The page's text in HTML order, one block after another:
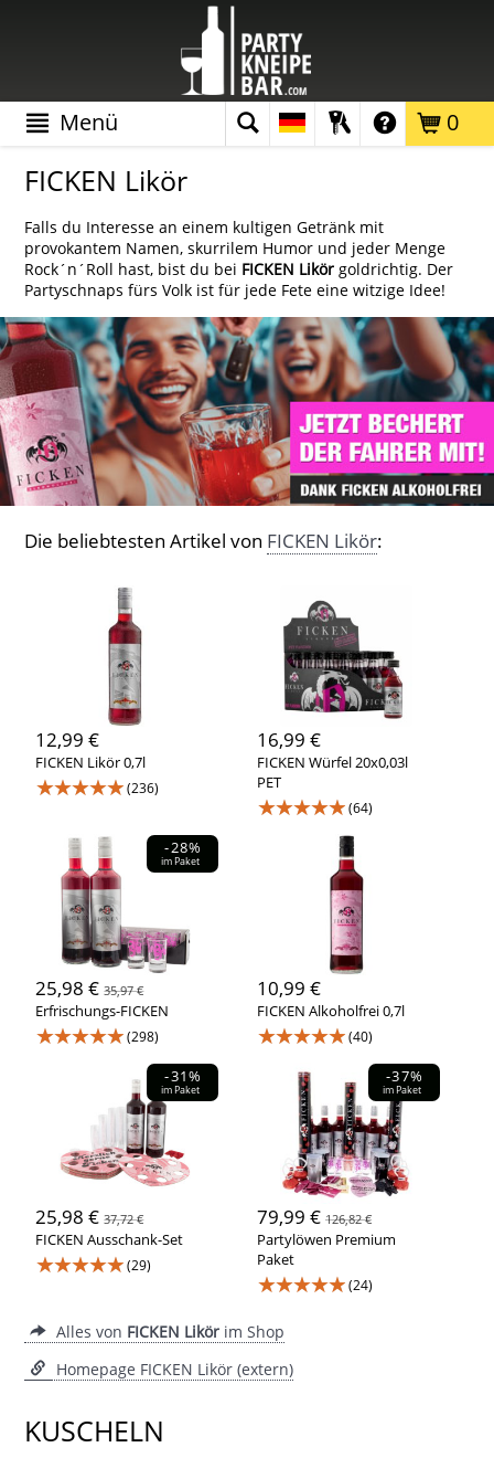
0
Menü
FICKEN Likör
Falls du Interesse an einem kultigen Getränk mit
provokantem Namen, skurrilem Humor und jeder Menge
Rock´n´Roll hast, bist du bei FICKEN Likör goldrichtig. Der
Partyschnaps fürs Volk ist für jede Fete eine witzige Idee!
Die beliebtesten Artikel von FICKEN Likör:
12,99 €
FICKEN Likör 0,7l
★★★★★(236)
16,99 €
FICKEN Würfel 20x0,03l
PET
★★★★★(64)
-28%
im Paket
25,98 €35,97 €
Erfrischungs-FICKEN
★★★★★(298)
10,99 €
FICKEN Alkoholfrei 0,7l
★★★★★(40)
-31%
im Paket
25,98 €37,72 €
FICKEN Ausschank-Set
★★★★★(29)
-37%
im Paket
79,99 € 126,82 €
Partylöwen Premium
Paket
★★★★★(24)
Alles von FICKEN Likör im Shop
Homepage FICKEN Likör (extern)
KUSCHELN